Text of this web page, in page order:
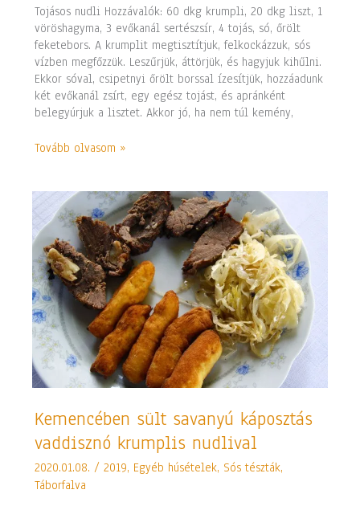
Tojásos nudli Hozzávalók: 60 dkg krumpli, 20 dkg liszt, 1
vöröshagyma, 3 evőkanál sertészsír, 4 tojás, só, őrölt
feketebors. A krumplit megtisztítjuk, felkockázzuk, sós
vízben megfőzzük. Leszűrjük, áttörjük, és hagyjuk kihűlni.
Ekkor sóval, csipetnyi őrölt borssal ízesítjük, hozzáadunk
két evőkanál zsírt, egy egész tojást, és apránként
belegyúrjuk a lisztet. Akkor jó, ha nem túl kemény,
Tovább olvasom »
Kemencében sült savanyú káposztás
vaddisznó krumplis nudlival
2020.01.08./2019, Egyéb húsételek, Sós tészták,
Táborfalva
Kemencében
savanyú
káposztás
vaddisznó